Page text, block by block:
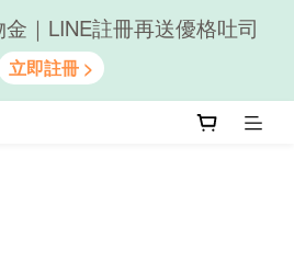
選6組$899
｜LINE註冊再送優格吐司